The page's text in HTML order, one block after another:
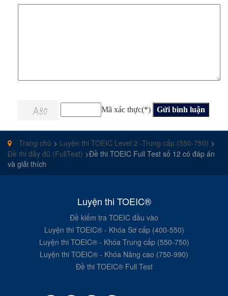
Mã xác thực(*)
Trang chủ > Luyện thi TOEIC Level 2 -Trung cấp (550-750) >
Đề thi đầy đủ (FullTest) >Đề thi TOEIC Full Test số 12 có đáp án
và giải thích
Luyện thi TOEIC®
Đề kiểm tra TOEIC đầu vào
Luyện thi TOEIC® - Khóa Sơ cấp (400-550)
Luyện thi TOEIC® - Khóa Trung cấp (550-750)
Luyện thi TOEIC® - Khóa Nâng cao (750-990)
Đề thi TOEIC® Full Test